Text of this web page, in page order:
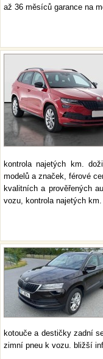
až 36 měsíců garance na
kontrola najetých km.
modelů a značek, férové
kvalitních a prověřených
vozu, kontrola najetých
kotouče a destičky zadní
zimní pneu k vozu. bližší